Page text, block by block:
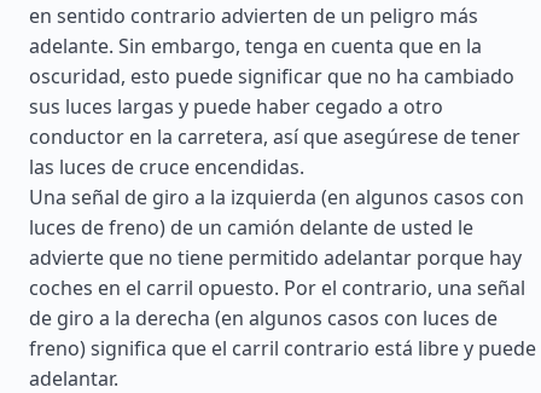
en sentido contrario advierten de un peligro más
adelante. Sin embargo, tenga en cuenta que en la
oscuridad, esto puede significar que no ha cambiado
sus luces largas y puede haber cegado a otro
conductor en la carretera, así que asegúrese de tener
las luces de cruce encendidas.
Una señal de giro a la izquierda (en algunos casos con
luces de freno) de un camión delante de usted le
advierte que no tiene permitido adelantar porque hay
coches en el carril opuesto. Por el contrario, una señal
de giro a la derecha (en algunos casos con luces de
freno) significa que el carril contrario está libre y puede
adelantar.